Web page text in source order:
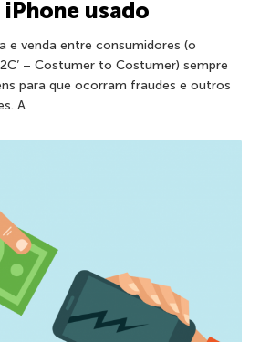
usado
e venda entre consumidores (o
– Costumer to Costumer) sempre
para que ocorram fraudes e outros
A